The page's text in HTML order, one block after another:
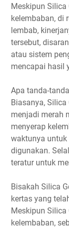
Meskipun
kelembaban, di
lembab,
tersebut,
atau sistem
mencapai hasil
Apa tanda-
Biasanya,
menjadi merah
menyerap
waktunya untuk
digunakan.
teratur untuk
Bisakah Silica
kertas yang
Meskipun Silica
kelembaban,